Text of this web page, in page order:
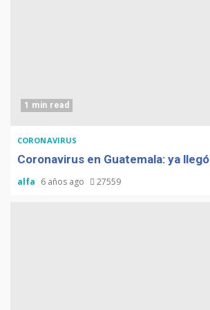
1 min read
CORONAVIRUS
Coronavirus en Guatemala: ya llegó
alfa 6 años ago 27559